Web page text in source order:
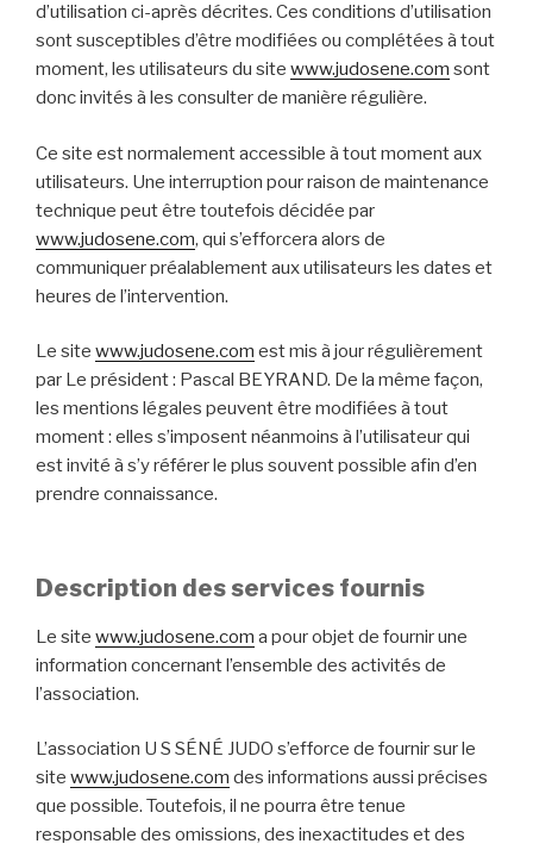
d’utilisation ci-après décrites. Ces conditions d’utilisation
sont susceptibles d’être modifiées ou complétées à tout
moment, les utilisateurs du site www.judosene.com sont
donc invités à les consulter de manière régulière.
Ce site est normalement accessible à tout moment aux
utilisateurs. Une interruption pour raison de maintenance
technique peut être toutefois décidée par
www.judosene.com, qui s’efforcera alors de
communiquer préalablement aux utilisateurs les dates et
heures de l’intervention.
Le site www.judosene.com est mis à jour régulièrement
par Le président : Pascal BEYRAND. De la même façon,
les mentions légales peuvent être modifiées à tout
moment : elles s’imposent néanmoins à l’utilisateur qui
est invité à s’y référer le plus souvent possible afin d’en
prendre connaissance.
Description des services fournis
Le site www.judosene.com a pour objet de fournir une
information concernant l’ensemble des activités de
l’association.
L’association U S SÉNÉ JUDO s’efforce de fournir sur le
site www.judosene.com des informations aussi précises
que possible. Toutefois, il ne pourra être tenue
responsable des omissions, des inexactitudes et des